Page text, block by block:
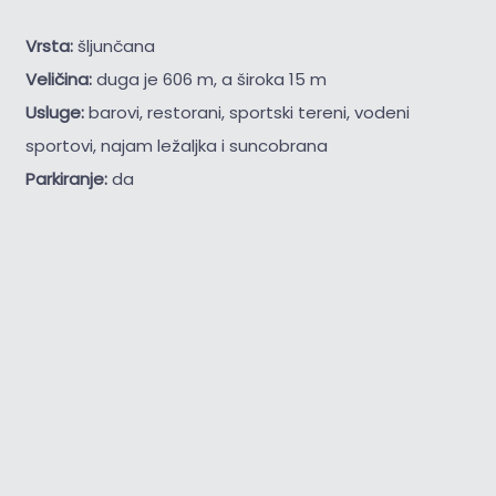
Vrsta:šljunčana
Veličina:duga je 606 m, a široka 15 m
Usluge:barovi, restorani, sportski tereni, vodeni
sportovi, najam ležaljka i suncobrana
Parkiranje:da